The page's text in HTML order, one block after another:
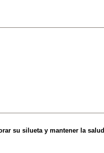
su silueta y mantener la salud